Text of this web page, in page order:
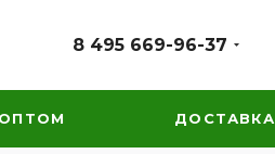
8 495 669-96-37
ДОСТАВКА